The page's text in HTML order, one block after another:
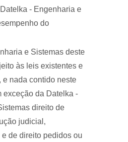
- Engenharia e
do
e Sistemas deste
às leis existentes e
e nada contido neste
exceção da Datelka -
direito de
judicial,
de direito pedidos ou